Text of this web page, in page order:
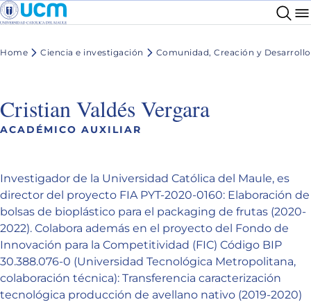
Home Ciencia e investigación Comunidad, Creación y Desarrollo
Cristian Valdés Vergara
ACADÉMICO AUXILIAR
Investigador de la Universidad Católica del Maule, es
director del proyecto FIA PYT-2020-0160: Elaboración de
bolsas de bioplástico para el packaging de frutas (2020-
2022). Colabora además en el proyecto del Fondo de
Innovación para la Competitividad (FIC) Código BIP
30.388.076-0 (Universidad Tecnológica Metropolitana,
colaboración técnica): Transferencia caracterización
tecnológica producción de avellano nativo (2019-2020)